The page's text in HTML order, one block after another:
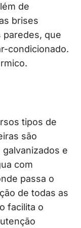
de
brises
paredes, que
condicionado.
tipos de
são
e
com
passa o
de todas as
facilita o